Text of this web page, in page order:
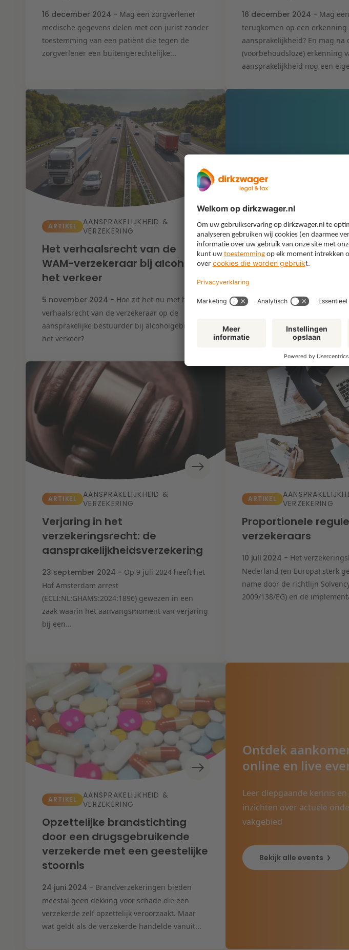
16 december 2024 - Mag een zorgverlener
medische gegevens delen met een jurist zonder
toestemming van een patiënt die tegen de
zorgverlener een buitengerechtelijke...
16 december 2024 - Mag
terugkomen op een erkenning
aansprakelijkheid? En mag na
(voorbehoudsloze) erkenning
aansprakelijkheid nog een
ARTIKEL
AANSPRAKELIJKHEID &
VERZEKERING
Het verhaalsrecht van de
WAM-verzekeraar bij alcohol in
het verkeer
5 november 2024 - Hoe zit het nu met het
verhaalsrecht van de verzekeraar op de
aansprakelijke bestuurder bij alcoholgebruik in
het verkeer?
interessegebied
Met onze
belangrijke updates en
direct in uw inbox
ARTIKEL
AANSPRAKELIJKHEID &
VERZEKERING
Verjaring in het
verzekeringsrecht: de
aansprakelijkheidsverzekering
23 september 2024 - Op 9 juli 2024 heeft het
Hof Amsterdam arrest
(ECLI:NL:GHAMS:2024:1896) gewezen in een
zaak waarin het aanvangsmoment van verjaring
bij een...
ARTIKEL
VERZEKERING
Proportionele
verzekeraars
10 juli 2024 - Het
Nederland (en Europa) sterk
name door de richtlijn
2009/138/EG) en de
ARTIKEL
AANSPRAKELIJKHEID &
VERZEKERING
Opzettelijke brandstichting
door een drugsgebruikende
verzekerde met een geestelijke
stoornis
24 juni 2024 - Brandverzekeringen bieden
meestal geen dekking voor schade die een
verzekerde zelf opzettelijk veroorzaakt. Maar
wat geldt als de verzekerde handelde vanuit...
Ontdek
online en live
Leer diepgaande kennis
inzichten over actuele
vakgebied
Bekijk alle events